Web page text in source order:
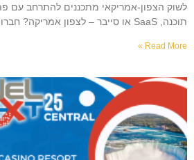
תוכנה, SaaS או סייבר – לצפון אמריקה? חברות
Read More »